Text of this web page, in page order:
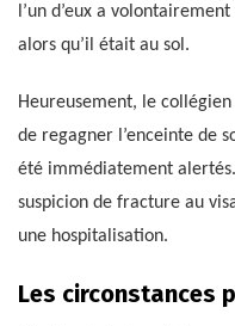
l’un d’eux a
alors qu’il était au sol.
Heureusement, le
de regagner l’enceinte de
été immédiatement
suspicion de fracture au
une hospitalisation.
Les circonstances